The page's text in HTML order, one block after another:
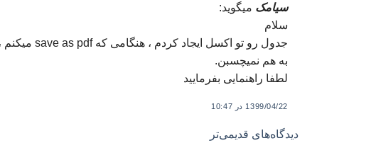
سیامک میگوید:
سلام
به هم نمیچسبن.
لطفا راهنمایی بفرمایید
1399/04/22 در 10:47
ناوبری
دیدگاه‌های قدیمی‌تر